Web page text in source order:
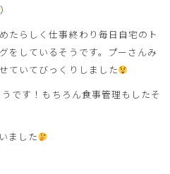
）
たらしく仕事終わり毎日自宅のト
をしているそうです。プーさんみ
ていてびっくりしました
です！もちろん食事管理もしたそ
ました